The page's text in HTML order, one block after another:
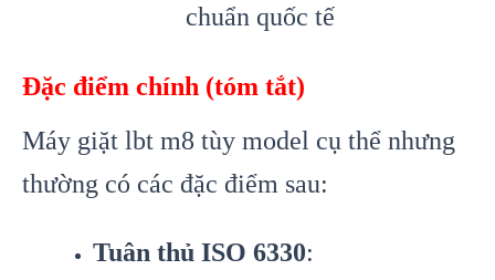
chuẩn quốc tế
Đặc điểm chính (tóm tắt)
Máy giặt lbt m8 tùy model cụ thể nhưng
thường có các đặc điểm sau:
Tuân thủ ISO 6330: